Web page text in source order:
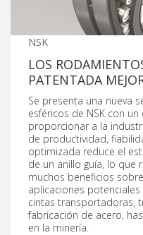
NSK
LOS
PATENTADA
Se presenta una nueva
esféricos de NSK con
proporcionar a la
de productividad,
optimizada reduce el
de un anillo guía, lo que
muchos beneficios
aplicaciones potenciales
cintas transportadoras,
fabricación de acero,
en la minería.